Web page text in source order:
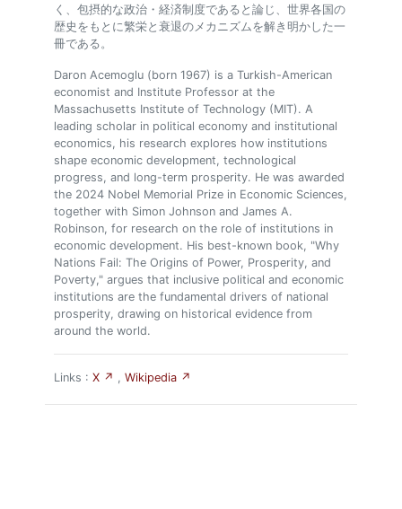
く、包摂的な政治・経済制度であると論じ、世界各国の
歴史をもとに繁栄と衰退のメカニズムを解き明かした一
冊である。
Daron Acemoglu (born 1967) is a Turkish-American
economist and Institute Professor at the
Massachusetts Institute of Technology (MIT). A
leading scholar in political economy and institutional
economics, his research explores how institutions
shape economic development, technological
progress, and long-term prosperity. He was awarded
the 2024 Nobel Memorial Prize in Economic Sciences,
together with Simon Johnson and James A.
Robinson, for research on the role of institutions in
economic development. His best-known book, "Why
Nations Fail: The Origins of Power, Prosperity, and
Poverty," argues that inclusive political and economic
institutions are the fundamental drivers of national
prosperity, drawing on historical evidence from
around the world.
Links : X ↗ , Wikipedia ↗